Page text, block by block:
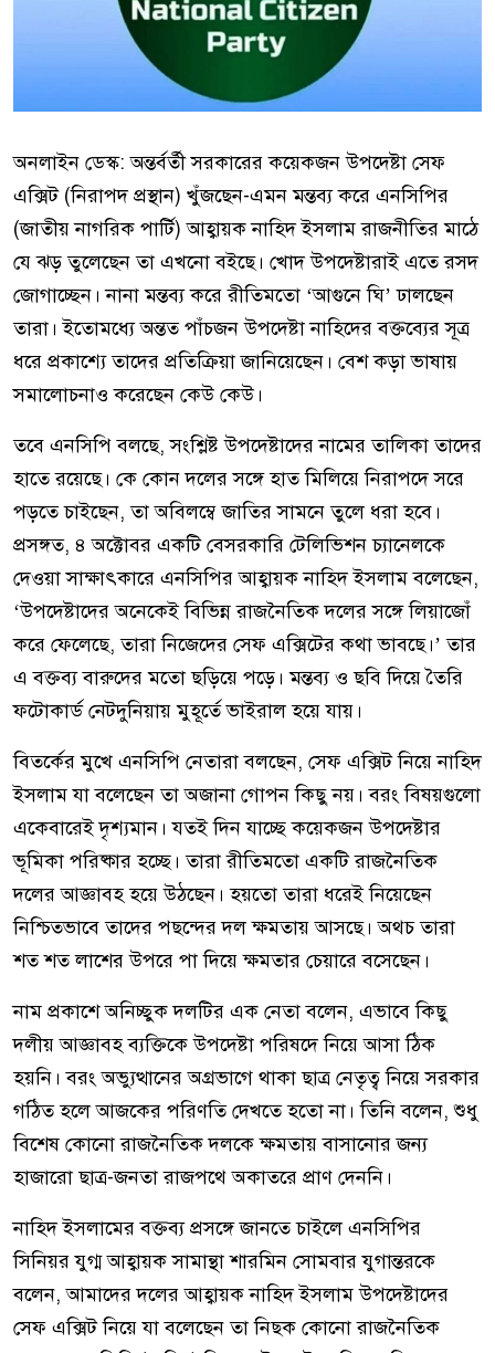
অনলাইন ডেস্ক: অন্তর্বর্তী সরকারের কয়েকজন উপদেষ্টা সেফ
এক্সিট (নিরাপদ প্রস্থান) খুঁজছেন-এমন মন্তব্য করে এনসিপির
(জাতীয় নাগরিক পার্টি) আহ্বায়ক নাহিদ ইসলাম রাজনীতির মাঠে
যে ঝড় তুলেছেন তা এখনো বইছে। খোদ উপদেষ্টারাই এতে রসদ
জোগাচ্ছেন। নানা মন্তব্য করে রীতিমতো ‘আগুনে ঘি’ ঢালছেন
তারা। ইতোমধ্যে অন্তত পাঁচজন উপদেষ্টা নাহিদের বক্তব্যের সূত্র
ধরে প্রকাশ্যে তাদের প্রতিক্রিয়া জানিয়েছেন। বেশ কড়া ভাষায়
সমালোচনাও করেছেন কেউ কেউ।
তবে এনসিপি বলছে, সংশ্লিষ্ট উপদেষ্টাদের নামের তালিকা তাদের
হাতে রয়েছে। কে কোন দলের সঙ্গে হাত মিলিয়ে নিরাপদে সরে
পড়তে চাইছেন, তা অবিলম্বে জাতির সামনে তুলে ধরা হবে।
প্রসঙ্গত, ৪ অক্টোবর একটি বেসরকারি টেলিভিশন চ্যানেলকে
দেওয়া সাক্ষাৎকারে এনসিপির আহ্বায়ক নাহিদ ইসলাম বলেছেন,
‘উপদেষ্টাদের অনেকেই বিভিন্ন রাজনৈতিক দলের সঙ্গে লিয়াজোঁ
করে ফেলেছে, তারা নিজেদের সেফ এক্সিটের কথা ভাবছে।’ তার
এ বক্তব্য বারুদের মতো ছড়িয়ে পড়ে। মন্তব্য ও ছবি দিয়ে তৈরি
ফটোকার্ড নেটদুনিয়ায় মুহূর্তে ভাইরাল হয়ে যায়।
বিতর্কের মুখে এনসিপি নেতারা বলছেন, সেফ এক্সিট নিয়ে নাহিদ
ইসলাম যা বলেছেন তা অজানা গোপন কিছু নয়। বরং বিষয়গুলো
একেবারেই দৃশ্যমান। যতই দিন যাচ্ছে কয়েকজন উপদেষ্টার
ভূমিকা পরিষ্কার হচ্ছে। তারা রীতিমতো একটি রাজনৈতিক
দলের আজ্ঞাবহ হয়ে উঠছেন। হয়তো তারা ধরেই নিয়েছেন
নিশ্চিতভাবে তাদের পছন্দের দল ক্ষমতায় আসছে। অথচ তারা
শত শত লাশের উপরে পা দিয়ে ক্ষমতার চেয়ারে বসেছেন।
নাম প্রকাশে অনিচ্ছুক দলটির এক নেতা বলেন, এভাবে কিছু
দলীয় আজ্ঞাবহ ব্যক্তিকে উপদেষ্টা পরিষদে নিয়ে আসা ঠিক
হয়নি। বরং অভ্যুত্থানের অগ্রভাগে থাকা ছাত্র নেতৃত্ব নিয়ে সরকার
গঠিত হলে আজকের পরিণতি দেখতে হতো না। তিনি বলেন, শুধু
বিশেষ কোনো রাজনৈতিক দলকে ক্ষমতায় বাসানোর জন্য
হাজারো ছাত্র-জনতা রাজপথে অকাতরে প্রাণ দেননি।
নাহিদ ইসলামের বক্তব্য প্রসঙ্গে জানতে চাইলে এনসিপির
সিনিয়র যুগ্ম আহ্বায়ক সামান্থা শারমিন সোমবার যুগান্তরকে
বলেন, আমাদের দলের আহ্বায়ক নাহিদ ইসলাম উপদেষ্টাদের
সেফ এক্সিট নিয়ে যা বলেছেন তা নিছক কোনো রাজনৈতিক